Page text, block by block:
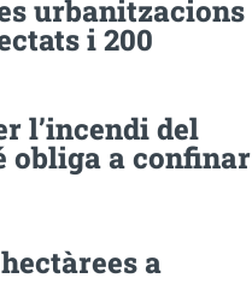
urbanitzacions
i 200
l’incendi del
obliga a confinar
a